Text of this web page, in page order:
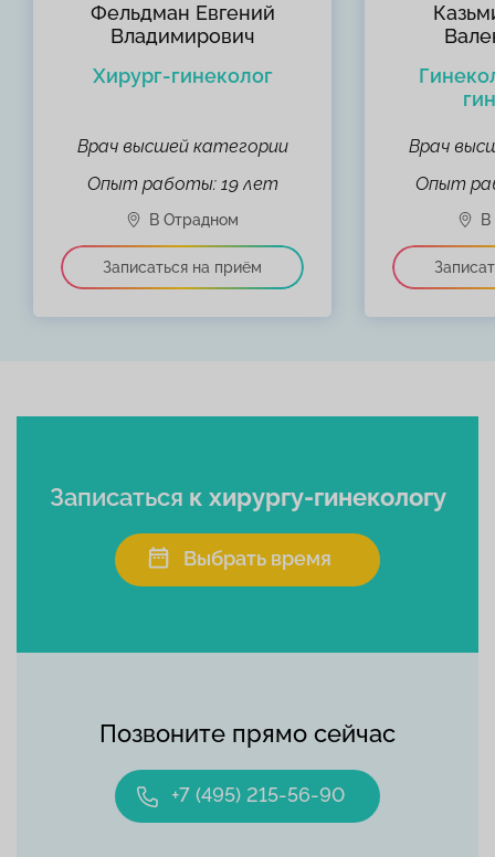
Фельдман Евгений
Владимирович
Хирург-гинеколог
Врач высшей категории
Опыт работы: 19 лет
Врач
Опыт
Позвоните прямо сейчас
+7 (495) 215-56-90
Записаться к хирургу-гинекологу
Выбрать время